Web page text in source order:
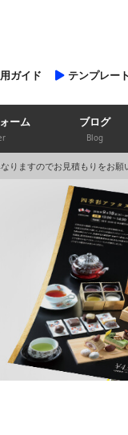
ガイド テンプレート
ーム ブログ
Blog
りますのでお見積もりをお願